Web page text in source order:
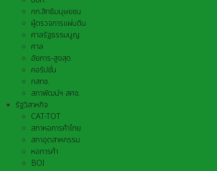
กก.สิทธิมนุษยชน
ผู้ตรวจการแผ่นดิน
ศาลรัฐธรรมนูญ
ศาล
อัยการ-สูงสุด
คอรัปชั่น
กสทช.
สภาพัฒน์ฯ สศช.
รัฐวิสาหกิจ
CAT-TOT
สภาหอการค้าไทย
สภาอุตสาหกรรม
หอการค้า
BOI